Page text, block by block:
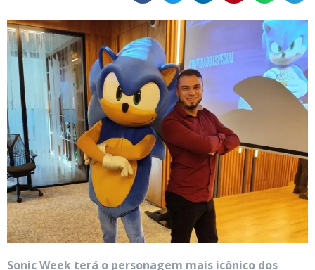
Sonic Week terá o personagem mais icônico dos